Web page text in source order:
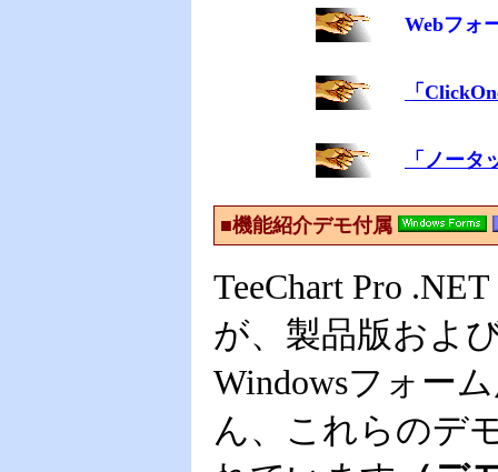
Webフォ
「
「ノー
■機能紹介デモ付属
TeeChart Pro
が、製品版およ
Windowsフォー
ん、これらのデ